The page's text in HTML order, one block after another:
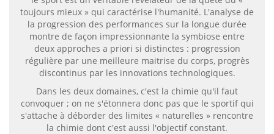
toujours mieux » qui caractérise l'humanité. L'analyse de
la progression des performances sur la longue durée
montre de façon impressionnante la symbiose entre
deux approches a priori si distinctes : progression
régulière par une meilleure maitrise du corps, progrès
discontinus par les innovations technologiques.
Dans les deux domaines, c'est la chimie qu'il faut
convoquer ; on ne s'étonnera donc pas que le sportif qui
s'attache à déborder des limites « naturelles » rencontre
la chimie dont c'est aussi l'objectif constant.